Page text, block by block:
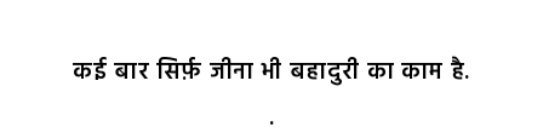
कई बार सिर्फ़ जीना भी बहादुरी का काम है.
.